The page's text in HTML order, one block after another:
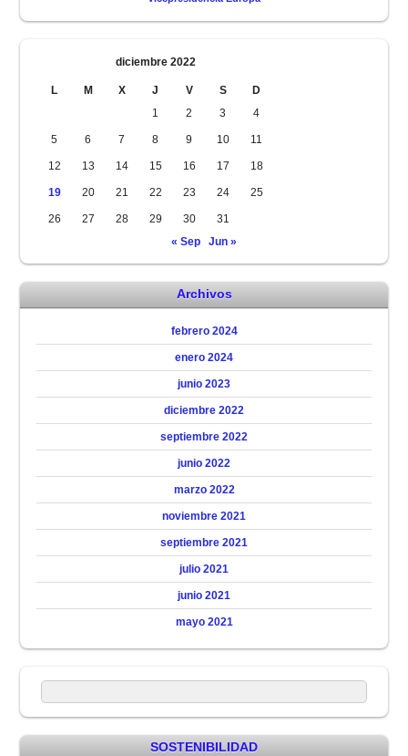
diciembre 2022
L M X J V S
D
1
2 3 4
5 6 7 8 9 10 11
12 13 14 15 16 17 18
19 20 21 22 23 24 25
26 27 28 29 30
31
« Sep
Jun »
Archivos
febrero 2024
enero 2024
junio 2023
diciembre 2022
septiembre 2022
junio 2022
marzo 2022
noviembre 2021
septiembre 2021
julio 2021
junio 2021
mayo 2021
SOSTENIBILIDAD